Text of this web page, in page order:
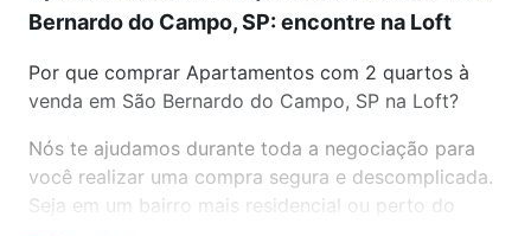
Bernardo do Campo, SP: encontre na Loft
Por que comprar Apartamentos com 2 quartos à
venda em São Bernardo do Campo, SP na Loft?
Nós te ajudamos durante toda a negociação para
você realizar uma compra segura e descomplicada.
Seja em um bairro mais residencial ou perto do